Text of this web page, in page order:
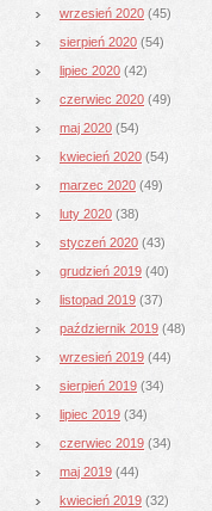
wrzesień 2020 (45)
sierpień 2020 (54)
lipiec 2020 (42)
czerwiec 2020 (49)
maj 2020 (54)
kwiecień 2020 (54)
marzec 2020 (49)
luty 2020 (38)
styczeń 2020 (43)
grudzień 2019 (40)
listopad 2019 (37)
październik 2019 (48)
wrzesień 2019 (44)
sierpień 2019 (34)
lipiec 2019 (34)
czerwiec 2019 (34)
maj 2019 (44)
kwiecień 2019 (32)